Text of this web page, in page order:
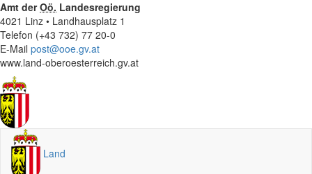
Amt derOö. Landesregierung
4021 Linz • Landhausplatz 1
Telefon (+43 732) 77 20-0
E-Mail post@ooe.gv.at
www.land-oberoesterreich.gv.at
Land